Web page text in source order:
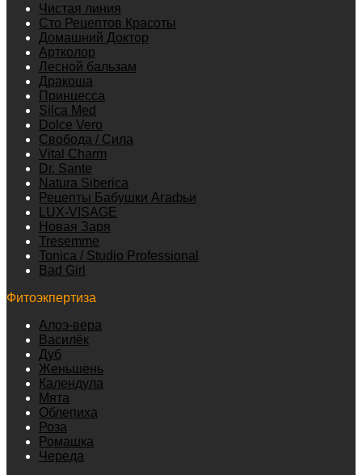
Чистая линия
Сто Рецептов Красоты
Домашний Доктор
Артколор
Лесной бальзам
Дракоша
Принцесса
Silca Med
Dolce Vero
Свобода / Сила
Vital Charm
Dr. Sante
Natura Siberica
Рецепты Бабушки Агафьи
LUX-VISAGE
Новая Заря
Tresemme
Tonica / Studio Professional
Bad Girl
Фитоэкпертиза
Алоэ-вера
Василёк
Дуб
Женьшень
Календула
Мята
Облепиха
Роза
Ромашка
Череда